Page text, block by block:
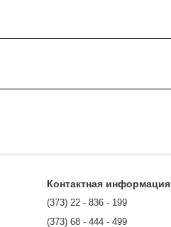
Контактная информация
(373) 22 - 836 - 199
(373) 68 - 444 - 499